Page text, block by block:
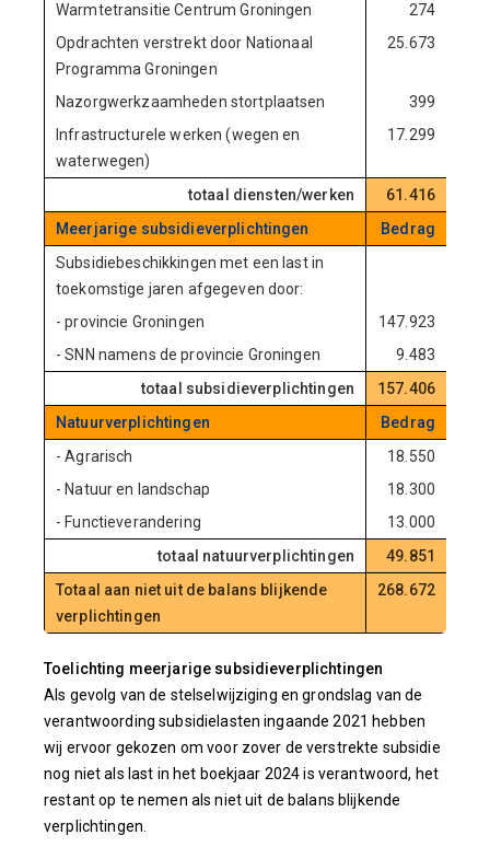
Warmtetransitie Centrum Groningen
274
Opdrachten verstrekt door Nationaal
Programma Groningen
25.673
Nazorgwerkzaamheden stortplaatsen
399
Infrastructurele werken (wegen en
waterwegen)
17.299
totaal diensten/werken
61.416
Meerjarige subsidieverplichtingen
Bedrag
Subsidiebeschikkingen met een last in
toekomstige jaren afgegeven door:
- provincie Groningen
147.923
- SNN namens de provincie Groningen
9.483
totaal subsidieverplichtingen
157.406
Natuurverplichtingen
Bedrag
- Agrarisch
18.550
- Natuur en landschap
18.300
- Functieverandering
13.000
totaal natuurverplichtingen
49.851
Totaal aan niet uit de balans blijkende
verplichtingen
268.672
Toelichting meerjarige subsidieverplichtingen
Als gevolg van de stelselwijziging en grondslag van de
verantwoording subsidielasten ingaande 2021 hebben
wij ervoor gekozen om voor zover de verstrekte subsidie
nog niet als last in het boekjaar 2024 is verantwoord, het
restant op te nemen als niet uit de balans blijkende
verplichtingen.